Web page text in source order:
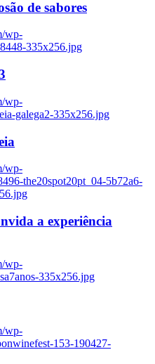
de sabores
wp-
335x256.jpg
wp-
galega2-335x256.jpg
wp-
the20spot20pt_04-5b72a6-
a experiência
wp-
335x256.jpg
wp-
153-190427-